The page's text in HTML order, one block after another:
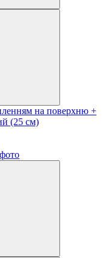
на поверхню +
(25 см)